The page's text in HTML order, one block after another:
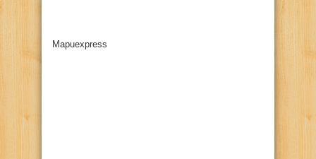
Mapuexpress